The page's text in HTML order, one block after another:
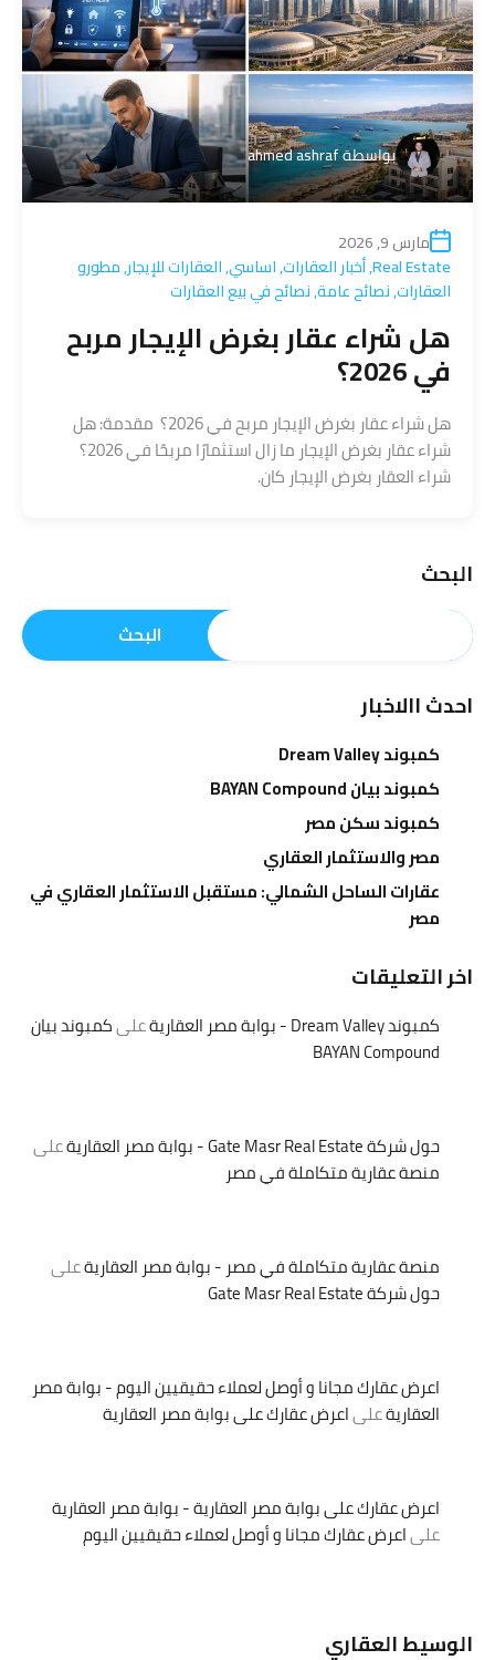
بواسطةahmed ashraf
مارس 9, 2026
Real Estate
,أخبار العقارات,اساسي,العقارات للإيجار,مطورو
العقارات,نصائح عامة,نصائح في بيع العقارات
هل شراء عقار بغرض الإيجار مربح
في 2026؟
هل شراء عقار بغرض الإيجار مربح في 2026؟ مقدمة: هل
شراء عقار بغرض الإيجار ما زال استثمارًا مربحًا في 2026؟
شراء العقار بغرض الإيجار كان.
البحث
البحث
احدث االاخبار
كمبوند Dream Valley
كمبوند بيان BAYAN Compound
كمبوند سكن مصر
مصر والاستثمار العقاري
عقارات الساحل الشمالي: مستقبل الاستثمار العقاري في
مصر
اخر التعليقات
كمبوند Dream Valley - بوابة مصر العقارية علىكمبوند بيان
BAYAN Compound
حول شركة Gate Masr Real Estate - بوابة مصر العقارية
على
منصة عقارية متكاملة في مصر
منصة عقارية متكاملة في مصر - بوابة مصر العقاريةعلى
حول شركة Gate Masr Real Estate
اعرض عقارك مجانا و أوصل لعملاء حقيقيين اليوم - بوابة مصر
العقاريةعلىاعرض عقارك على بوابة مصر العقارية
اعرض عقارك على بوابة مصر العقارية - بوابة مصر العقارية
علىاعرض عقارك مجانا و أوصل لعملاء حقيقيين اليوم
الوسيط العقاري